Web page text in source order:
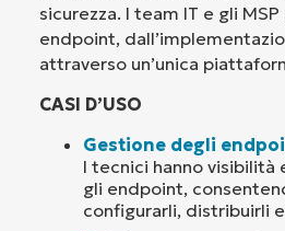
sicurezza. I team IT e gli
endpoint,
attraverso un’unica
CASI D’USO
Gestione degli
I tecnici hanno
gli endpoint,
configurarli, distribuirli